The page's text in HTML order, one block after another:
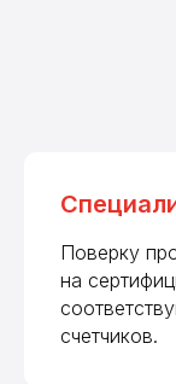
Поверку
на
счетчиков.